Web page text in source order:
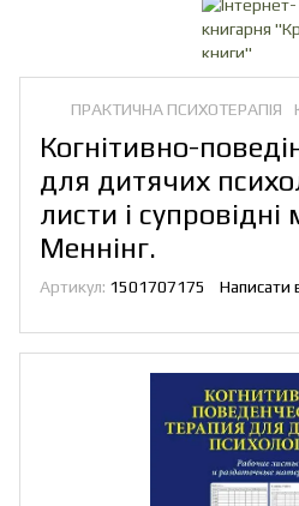
ПРАКТИЧНА ПСИХОТЕРАПІЯ
Когнітивно-
для дитячих
листи і супровідні
Меннінг.
Артикул: 1501707175 Написати